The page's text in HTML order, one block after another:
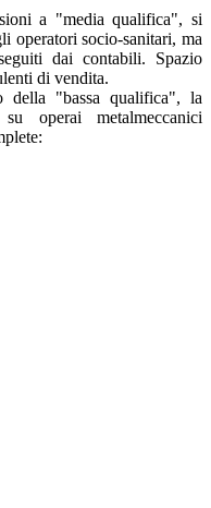
a "media qualifica", si
operatori socio-sanitari, ma
dai contabili. Spazio
di vendita.
della "bassa qualifica", la
operai metalmeccanici